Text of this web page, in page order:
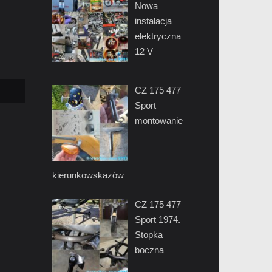
Nowa
instalacja
elektryczna
12 V
CZ 175 477
Sport –
montowanie
kierunkowskazów
CZ 175 477
Sport 1974.
Stopka
boczna